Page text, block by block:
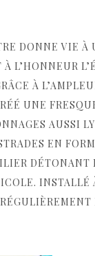
DONNE VIE À
L’HONNEUR
À
UNE
AUSSI
EN
DÉTONANT
INSTALLÉ